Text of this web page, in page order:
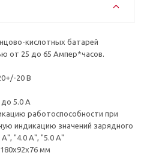
кислотных батарей
от 25 до 65 Ампер*часов.
20 В
5.0 А
работоспособности при
индикацию значений зарядного
А", "4.0 А", "5.0 А"
мм